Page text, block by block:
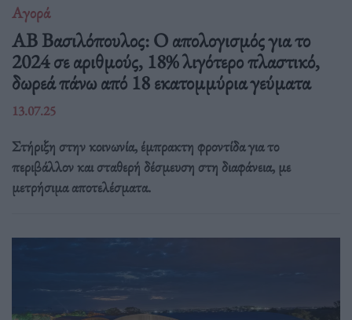
Αγορά
ΑΒ Βασιλόπουλος: Ο απολογισμός για το
2024 σε αριθμούς, 18% λιγότερο πλαστικό,
δωρεά πάνω από 18 εκατομμύρια γεύματα
13.07.25
Στήριξη στην κοινωνία, έμπρακτη φροντίδα για το
περιβάλλον και σταθερή δέσμευση στη διαφάνεια, με
μετρήσιμα αποτελέσματα.